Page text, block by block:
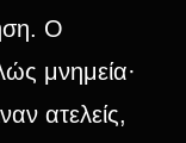
Ο
μνημεία·
ατελείς,